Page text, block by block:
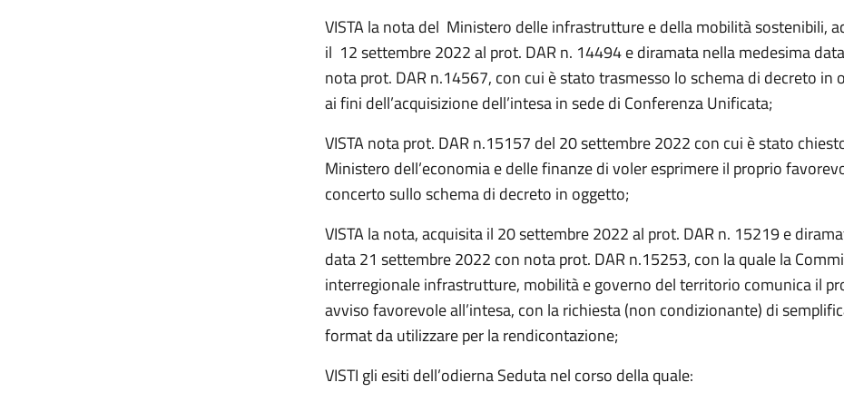
VISTA la nota del Ministero delle infrastrutture e della mobilità sostenibili,
il 12 settembre 2022 al prot. DAR n. 14494 e diramata nella medesima
nota prot. DAR n.14567, con cui è stato trasmesso lo schema di decreto in
ai fini dell’acquisizione dell’intesa in sede di Conferenza Unificata;
VISTA nota prot. DAR n.15157 del 20 settembre 2022 con cui è stato
Ministero dell’economia e delle finanze di voler esprimere il proprio
concerto sullo schema di decreto in oggetto;
VISTA la nota, acquisita il 20 settembre 2022 al prot. DAR n. 15219 e
data 21 settembre 2022 con nota prot. DAR n.15253, con la quale la
interregionale infrastrutture, mobilità e governo del territorio comunica il
avviso favorevole all’intesa, con la richiesta (non condizionante) di
format da utilizzare per la rendicontazione;
VISTI gli esiti dell’odierna Seduta nel corso della quale: